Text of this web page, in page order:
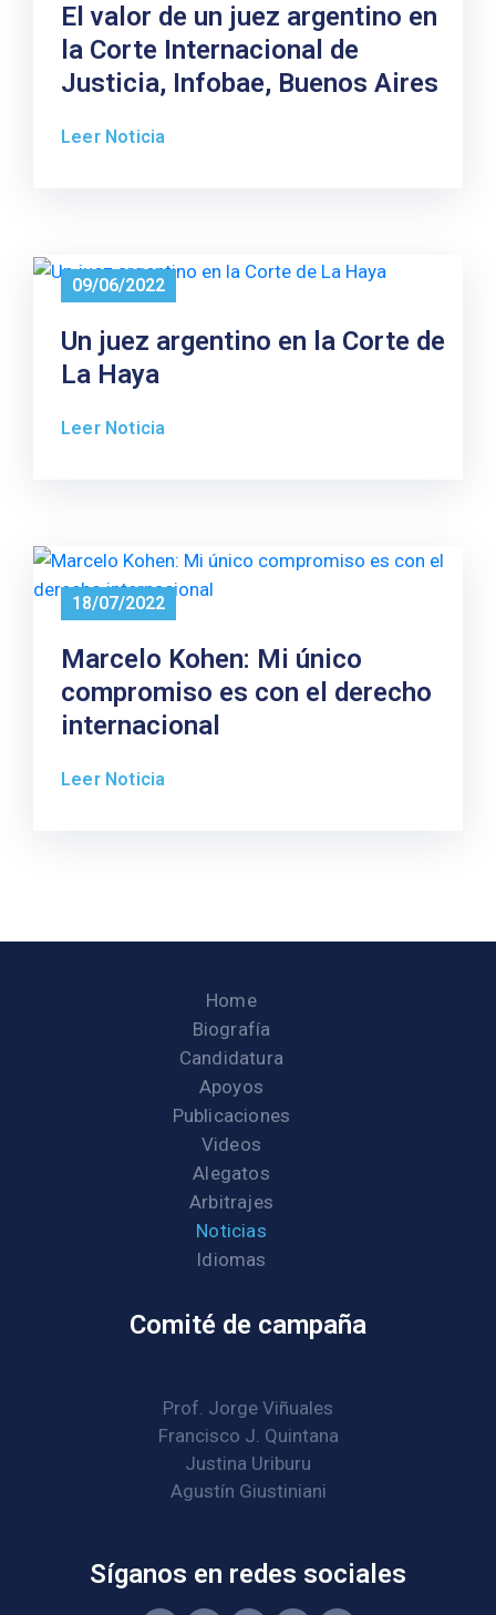
El valor de un juez argentino en
la Corte Internacional de
Justicia, Infobae, Buenos Aires
Leer Noticia
09/06/2022
Un juez argentino en la Corte de
La Haya
Leer Noticia
18/07/2022
Marcelo Kohen: Mi único
compromiso es con el derecho
internacional
Leer Noticia
Home
Biografía
Candidatura
Apoyos
Publicaciones
Videos
Alegatos
Arbitrajes
Noticias
Idiomas
Comité de campaña
Prof. Jorge Viñuales
Francisco J. Quintana
Justina Uriburu
Agustín Giustiniani
Síganos en redes sociales